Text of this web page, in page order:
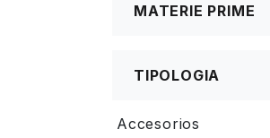
MATERIE PRIME
TIPOLOGIA
Accesorios